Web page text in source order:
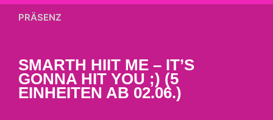
PRÄSENZ
SMARTH HIIT ME – IT’S
GONNA HIT YOU ;) (5
EINHEITEN AB 02.06.)